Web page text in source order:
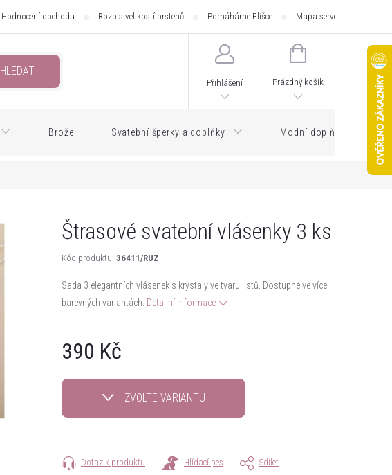
Hodnocení obchodu Rozpis velikostí prstenů Pomáháme Elišce Mapa serveru
HLEDAT
Přihlášení
NÁKUPNÍ
Prázdný košík
Brože Svatební šperky a doplňky Modní doplňky
Štrasové svatební vlásenky 3 ks
Kód produktu: 36411/RUZ
Sada 3 elegantních vlásenek s krystaly ve tvaru listů. Dostupné ve více
barevných variantách. Detailní informace
390 Kč
cena:
ZVOLTE VARIANTU
Dotaz k produktu Hlídací pes Sdílet